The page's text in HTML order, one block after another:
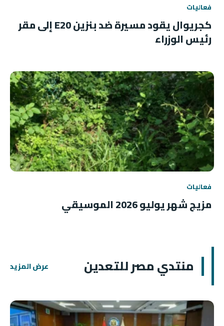
فعاليات
كجريوال يقود مسيرة ضد بنزين E20 إلى مقر
رئيس الوزراء
فعاليات
مزيج شهر يوليو 2026 الموسيقي
منتدي مصر للتعدين عرض المزيد